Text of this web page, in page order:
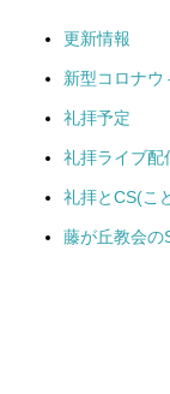
更新情報
新型コロナウ
礼拝予定
礼拝ライブ配
礼拝とCS(こ
藤が丘教会の